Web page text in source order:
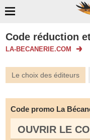
Code réduction
LA-BECANERIE.COM
Le choix des éditeurs
Code promo La
OUVRIR LE